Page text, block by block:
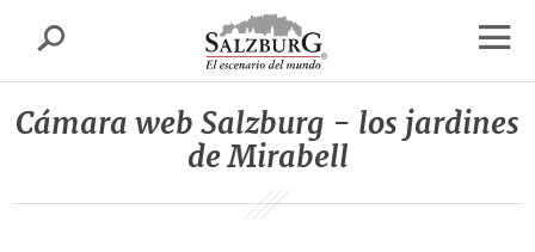
sr.skipnav.Zum
Inhalt
springen
sr.skipnav.Zum
Hauptmenü
springen
sr.skipnav.Zu
den
Kontaktinformationen
busca
Cámara web Salzburg - los jardines
de Mirabell